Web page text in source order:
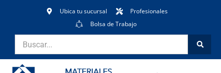
Ubica tu sucursal
Profesionales
Bolsa de Trabajo